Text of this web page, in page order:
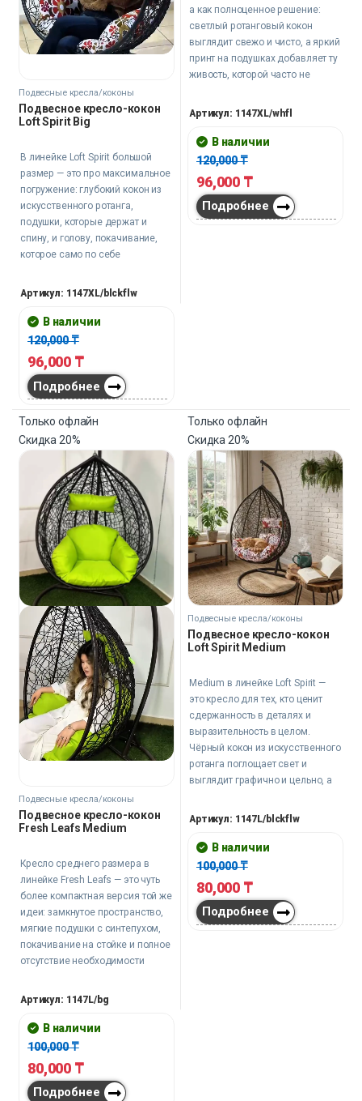
Подвесные кресла/коконы
Подвесное кресло-кокон
Loft Spirit Big
В линейке Loft Spirit большой
размер — это про максимальное
погружение: глубокий кокон из
искусственного ротанга,
подушки, которые держат и
спину, и голову, покачивание,
которое само по себе
Металлическая стойка на
креплений — кресло готово к
использованию сразу после
Артикул: 1147XL/blckflw
В наличии
120,000₸
96,000 ₸
Подробнее
а как полноценное решение:
светлый ротанговый кокон
выглядит свежо и чисто, а яркий
принт на подушках добавляет ту
живость, которой часто не
интерьерам. Глубокое сиденье и
обволакивающий кокон создают
то закрытое, личное
пространство, которое сложно
диване.
Артикул: 1147XL/whfl
В наличии
120,000₸
96,000 ₸
Подробнее
Только офлайн
Скидка 20%
Подвесные кресла/коконы
Подвесное кресло-кокон
Fresh Leafs Medium
Кресло среднего размера в
линейке Fresh Leafs — это чуть
более компактная версия той же
идеи: замкнутое пространство,
мягкие подушки с синтепухом,
покачивание на стойке и полное
отсутствие необходимости
гостиной, веранды, детской или
угла на даче — кресло находит
своё место там, где его ставят
Артикул: 1147L/bg
В наличии
100,000₸
80,000 ₸
Подробнее
Только офлайн
Скидка 20%
Подвесные кресла/коконы
Подвесное кресло-кокон
Loft Spirit Medium
Medium в линейке Loft Spirit —
это кресло для тех, кто ценит
сдержанность в деталях и
выразительность в целом.
Чёрный кокон из искусственного
ротанга поглощает свет и
выглядит графично и цельно, а
— не украшение, а смысловой
центр всей композиции.
Металлическая стойка держит
конструкцию устойчиво без
или стенам — кресло ставится
туда, где нужно, и сразу меняет
пространство вокруг себя.
Артикул: 1147L/blckflw
В наличии
100,000₸
80,000 ₸
Подробнее